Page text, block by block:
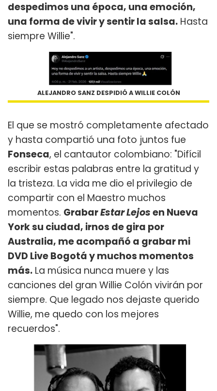
despedimos una época, una emoción,
una forma de vivir y sentir la salsa. Hasta
siempre Willie".
ALEJANDRO SANZ DESPIDIÓ A WILLIE COLÓN
El que se mostró completamente afectado
y hasta compartió una foto juntos fue
Fonseca, el cantautor colombiano: "Difícil
escribir estas palabras entre la gratitud y
la tristeza. La vida me dio el privilegio de
compartir con el Maestro muchos
momentos. GrabarEstar Lejosen Nueva
York su ciudad, irnos de gira por
Australia, me acompañó a grabar mi
DVD Live Bogotá y muchos momentos
más. La música nunca muere y las
canciones del gran Willie Colón vivirán por
siempre. Que legado nos dejaste querido
Willie, me quedo con los mejores
recuerdos".